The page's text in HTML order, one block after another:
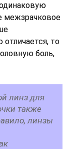
межзрачковое
то
боль,
линз для
также
линзы